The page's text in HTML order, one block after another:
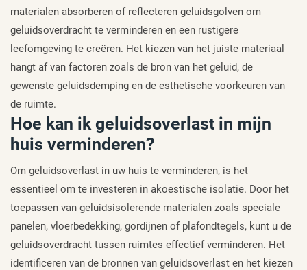
materialen absorberen of reflecteren geluidsgolven om
geluidsoverdracht te verminderen en een rustigere
leefomgeving te creëren. Het kiezen van het juiste materiaal
hangt af van factoren zoals de bron van het geluid, de
gewenste geluidsdemping en de esthetische voorkeuren van
de ruimte.
Hoe kan ik geluidsoverlast in mijn
huis verminderen?
Om geluidsoverlast in uw huis te verminderen, is het
essentieel om te investeren in akoestische isolatie. Door het
toepassen van geluidsisolerende materialen zoals speciale
panelen, vloerbedekking, gordijnen of plafondtegels, kunt u de
geluidsoverdracht tussen ruimtes effectief verminderen. Het
identificeren van de bronnen van geluidsoverlast en het kiezen